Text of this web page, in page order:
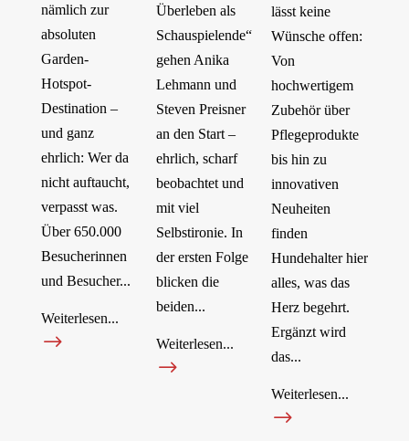
nämlich zur
absoluten
Garden-
Hotspot-
Destination –
und ganz
ehrlich: Wer da
nicht auftaucht,
verpasst was.
Über 650.000
Besucherinnen
und Besucher...
Weiterlesen...
$
Überleben als
Schauspielende“
gehen Anika
Lehmann und
Steven Preisner
an den Start –
ehrlich, scharf
beobachtet und
mit viel
Selbstironie. In
der ersten Folge
blicken die
beiden...
Weiterlesen...
$
lässt keine
Wünsche offen:
Von
hochwertigem
Zubehör über
Pflegeprodukte
bis hin zu
innovativen
Neuheiten
finden
Hundehalter hier
alles, was das
Herz begehrt.
Ergänzt wird
das...
Weiterlesen...
$